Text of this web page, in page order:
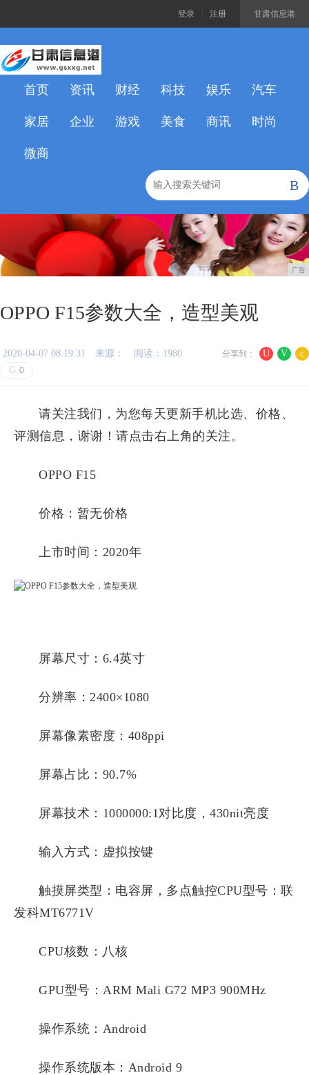
甘肃信息港
登录 注册
首页 资讯 财经 科技 娱乐 汽车
家居 企业 游戏 美食 商讯 时尚
微商
B
广告
OPPO F15参数大全，造型美观
U V c
分享到：
2020-04-07 08:19:31 来源：
阅读：1980
G 0
请关注我们，为您每天更新手机比选、价格、
评测信息，谢谢！请点击右上角的关注。
OPPO F15
价格：暂无价格
上市时间：2020年
屏幕尺寸：6.4英寸
分辨率：2400×1080
屏幕像素密度：408ppi
屏幕占比：90.7%
屏幕技术：1000000:1对比度，430nit亮度
输入方式：虚拟按键
触摸屏类型：电容屏，多点触控CPU型号：联
发科MT6771V
CPU核数：八核
GPU型号：ARM Mali G72 MP3 900MHz
操作系统：Android
操作系统版本：Android 9